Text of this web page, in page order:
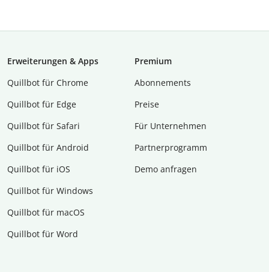
Erweiterungen & Apps
Quillbot für Chrome
Quillbot für Edge
Quillbot für Safari
Quillbot für Android
Quillbot für iOS
Quillbot für Windows
Quillbot für macOS
Quillbot für Word
Premium
Abon­ne­ments
Preise
Für Unternehmen
Partnerprogramm
Demo anfragen